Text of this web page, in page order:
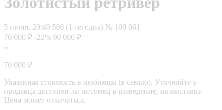
5 июня, 20:40 586 (1 сегодня) № 100 061
70 000 ₽ -22% 90 000 ₽
70 000 ₽
Указанная стоимость в любимцы (в семью). Уточняйте у
продавца доступен ли питомец в разведение, на выставку.
Цена может отличаться.